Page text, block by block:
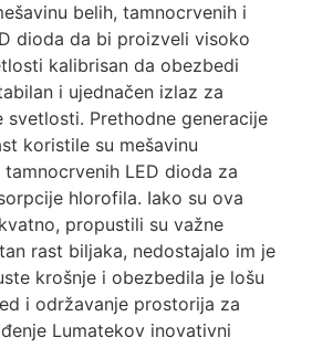
belih, tamnocrvenih i
dioda da bi proizveli visoko
kalibrisan da obezbedi
i ujednačen izlaz za
svetlosti. Prethodne generacije
koristile su mešavinu
LED dioda za
hlorofila. Iako su ova
propustili su važne
rast biljaka, nedostajalo im je
krošnje i obezbedila je lošu
i održavanje prostorija za
Lumatekov inovativni